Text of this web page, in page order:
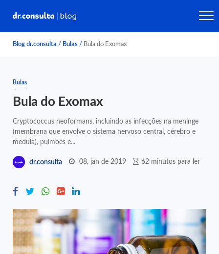
Blog dr.consulta / Bulas / Bula do Exomax
Bulas
Bula do Exomax
Cryptococcus neoformans, incluindo as infecções na meninge
(membrana que envolve o sistema nervoso central, cérebro e
medula), pulmões e...
dr.consulta 08, jan de 2019 62 minutos para ler